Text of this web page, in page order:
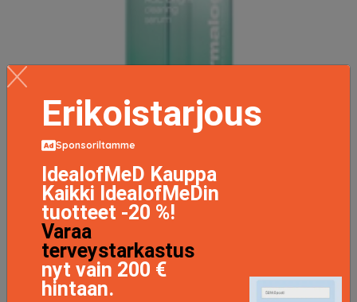
AGE Bright Clearing Serum, 30ml
Erikoistarjous
Sponsoriltamme
IdealofMeD Kauppa
Kaikki IdealofMeDin
tuotteet -20 %!
Varaa
terveystarkastus
nyt vain 200 €
hintaan.